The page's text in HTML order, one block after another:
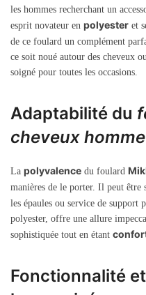
les hommes recherchant un
esprit novateur en polyester et
de ce foulard un complément
ce soit noué autour des cheveux
soigné pour toutes les occasions.
Adaptabilité du
cheveux
La polyvalence du foulard
manières de le porter. Il peut être
les épaules ou service de support
polyester, offre une allure
sophistiquée tout en étant
Fonctionnalité